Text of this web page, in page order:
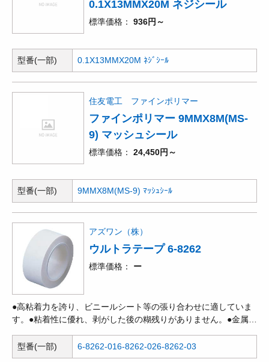
0.1X13MMX20M ネジシール
標準価格 936円～
型番(一部) 0.1X13MMX20M ﾈｼﾞｼｰﾙ
住友電工 ファインポリマー
ファインポリマー 9MMX8M(MS-
9) マッシュシール
標準価格 24,450円～
型番(一部) 9MMX8M(MS-9) ﾏｯｼｭｼｰﾙ
アズワン（株）
ウルトラテープ 6-8262
標準価格 ー
●高粘着力を誇り、ビニールシート等の張り合わせに適していま
す。●粘着性に優れ、剥がした後の糊残りがありません。●金属汚
います。●クリーンルーム内にてクリーンパックしています。
型番(一部) 6-8262-016-8262-026-8262-03